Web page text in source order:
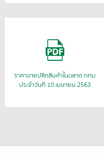
ราคาขายปลีกสินค้าในตลาด กทม
ประจำวันที่ 10 เมษายน 2563